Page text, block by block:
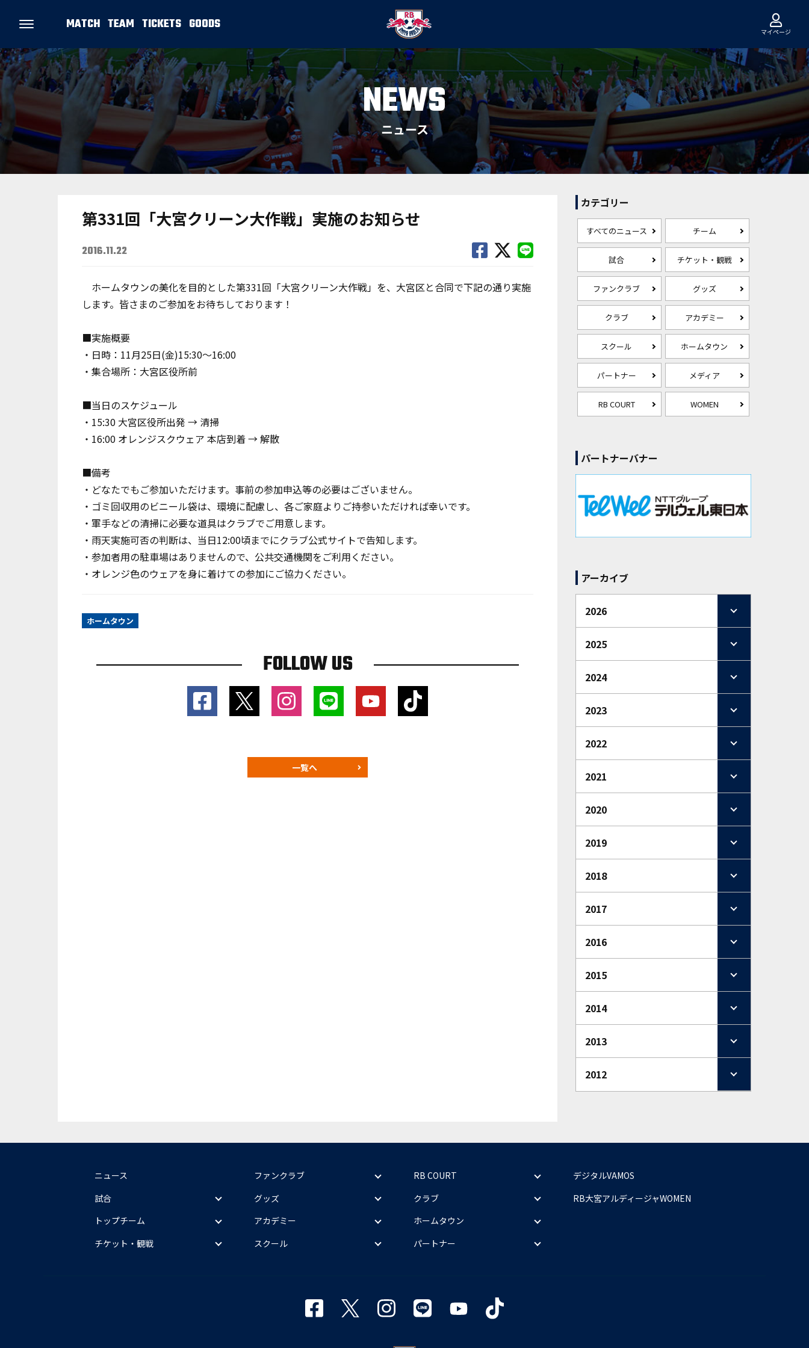
MATCH TEAM TICKETS GOODS マイページ
NEWS
ニュース
第331回「大宮クリーン大作戦」実施のお知らせ
2016.11.22
ホームタウンの美化を目的とした第331回「大宮クリーン大作戦」を、大宮区と合同で下記の通り実施
します。皆さまのご参加をお待ちしております！
■実施概要
・日時：11月25日(金)15:30～16:00
・集合場所：大宮区役所前
■当日のスケジュール
・15:30 大宮区役所出発 → 清掃
・16:00 オレンジスクウェア 本店到着 → 解散
■備考
・どなたでもご参加いただけます。事前の参加申込等の必要はございません。
・ゴミ回収用のビニール袋は、環境に配慮し、各ご家庭よりご持参いただければ幸いです。
・軍手などの清掃に必要な道具はクラブでご用意します。
・雨天実施可否の判断は、当日12:00頃までにクラブ公式サイトで告知します。
・参加者用の駐車場はありませんので、公共交通機関をご利用ください。
・オレンジ色のウェアを身に着けての参加にご協力ください。
ホームタウン
FOLLOW US
一覧へ
カテゴリー
すべてのニュース チーム
試合 チケット・観戦
ファンクラブ グッズ
クラブ アカデミー
スクール ホームタウン
パートナー メディア
RB COURT WOMEN
パートナーバナー
アーカイブ
2026
2025
2024
2023
2022
2021
2020
2019
2018
2017
2016
2015
2014
2013
2012
ニュース
試合
トップチーム
チケット・観戦
ファンクラブ
グッズ
アカデミー
スクール
RB COURT
クラブ
ホームタウン
パートナー
デジタルVAMOS
RB大宮アルディージャWOMEN